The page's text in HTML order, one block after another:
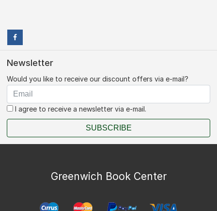
Newsletter
Would you like to receive our discount offers via e-mail?
I agree to receive a newsletter via e-mail.
SUBSCRIBE
Greenwich Book Center